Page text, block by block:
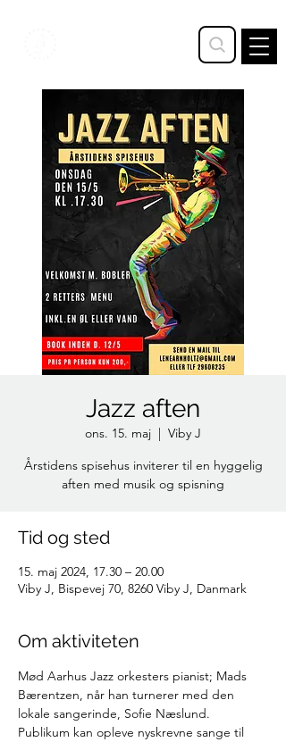
Jazz aften
ons. 15. maj
  |
Viby J
Årstidens spisehus inviterer til en hyggelig
aften med musik og spisning
Tid og sted
15. maj 2024, 17.30 – 20.00
Viby J, Bispevej 70, 8260 Viby J, Danmark
Om aktiviteten
Mød Aarhus Jazz orkesters pianist; Mads
Bærentzen, når han turnerer med den
lokale sangerinde, Sofie Næslund.
Publikum kan opleve nyskrevne sange til